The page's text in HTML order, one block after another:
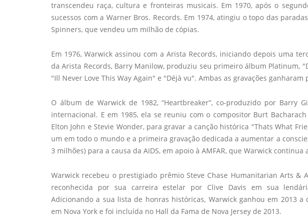
transcendeu raça, cultura e fronteiras musicais. Em 1970, após o
sucessos com a Warner Bros. Records. Em 1974, atingiu o topo das
Spinners, que vendeu um milhão de cópias.
Em 1976, Warwick assinou com a Arista Records, iniciando depois uma
da Arista Records, Barry Manilow, produziu seu primeiro álbum Platinum,
"Ill Never Love This Way Again" e "Déjà vu". Ambas as gravações ganharam
O álbum de Warwick de 1982, “Heartbreaker”, co-produzido por Barry
internacional. E em 1985, ela se reuniu com o compositor Burt
Elton John e Stevie Wonder, para gravar a canção histórica "Thats What
um em todo o mundo e a primeira gravação dedicada a aumentar a
3 milhões) para a causa da AIDS, em apoio à AMFAR, que Warwick continua
Warwick recebeu o prestigiado prêmio Steve Chase Humanitarian Arts &
reconhecida por sua carreira estelar por Clive Davis em sua
Adicionando a sua lista de honras históricas, Warwick ganhou em 2013
em Nova York e foi incluída no Hall da Fama de Nova Jersey de 2013.